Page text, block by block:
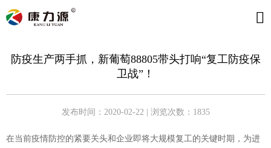
防疫生产两手抓，新葡萄88805带头打响“复工防疫保
卫战”！
发布时间：2020-02-22 | 浏览次数：1835
在当前疫情防控的紧要关头和企业即将大规模复工的关键时期，为进